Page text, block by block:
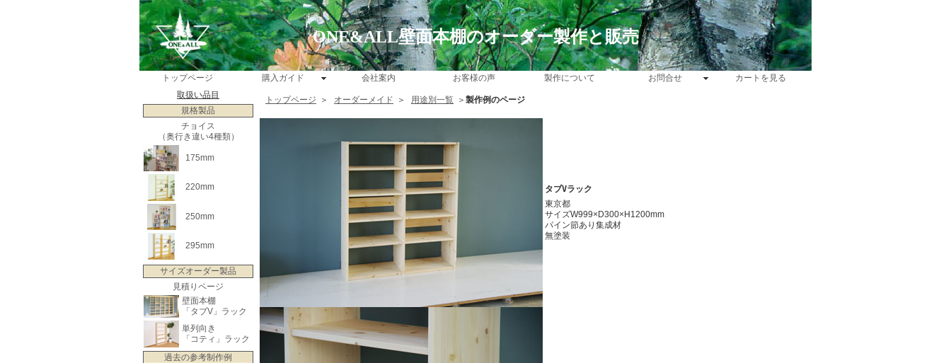
ONE&ALL壁面本棚のオーダー製作と販売
トップページ 購入ガイド 会社案内 お客様の声 製作について お問合せ
カートを見る
取扱い品目
規格製品
チョイス
（奥行き違い4種類）
175mm
220mm
250mm
295mm
サイズオーダー製品
見積りページ
壁面本棚
「タブV」ラック
単列向き
「コティ」ラック
過去の参考制作例
トップページ ＞ オーダーメイド ＞ 用途別一覧 ＞ 製作例のページ
タブVラック
東京都
サイズW999×D300×H1200mm
パイン節あり集成材
無塗装